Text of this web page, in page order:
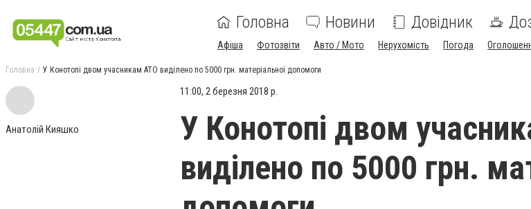
Головна Новини Довідник
Афіша Фотозвіти Авто / Мото Нерухомість Погода
Головна У Конотопі двом учасникам АТО виділено по 5000 грн. матеріальної допомоги
Анатолій Кияшко
11:00, 2 березня 2018 р.
У Конотопі двом
виділено по 5000 грн.